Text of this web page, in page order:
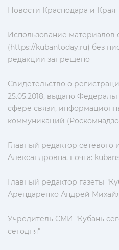
Новости Краснодара и Края
Использование материалов
(https://kubantoday.ru) без
редакции запрещено
Свидетельство о
25.05.2018, выдано
сфере связи,
коммуникаций
Главный редактор
Александровна, почта:
Главный редактор газеты
Арендаренко Андрей
Учредитель СМИ "Кубань
сегодня"